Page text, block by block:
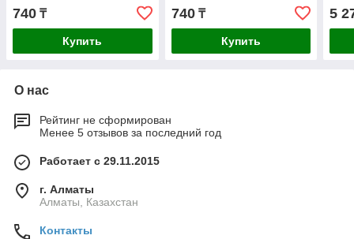
740 ₸
Купить
740₸
Купить
5
О нас
Рейтинг не сформирован
Менее 5 отзывов за последний год
Работает с 29.11.2015
г. Алматы
Алматы, Казахстан
Контакты